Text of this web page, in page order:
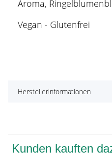
Aroma,
Vegan - Glutenfrei
Herstellerinformationen
Kunden kauften